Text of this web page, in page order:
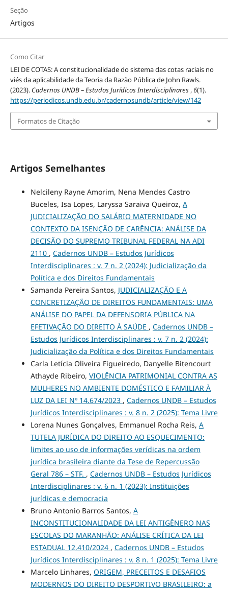
Seção
Artigos
Como Citar
LEI DE COTAS: A constitucionalidade do sistema das cotas raciais no
viés da aplicabilidade da Teoria da Razão Pública de John Rawls.
(2023). Cadernos UNDB – Estudos Jurídicos Interdisciplinares ,6(1).
https://periodicos.undb.edu.br/cadernosundb/article/view/142
Formatos de Citação
Artigos Semelhantes
Nelcileny Rayne Amorim, Nena Mendes Castro
Buceles, Isa Lopes, Laryssa Saraiva Queiroz, A
JUDICIALIZAÇÃO DO SALÁRIO MATERNIDADE NO
CONTEXTO DA ISENÇÃO DE CARÊNCIA: ANÁLISE DA
DECISÃO DO SUPREMO TRIBUNAL FEDERAL NA ADI
2110 , Cadernos UNDB – Estudos Jurídicos
Interdisciplinares : v. 7 n. 2 (2024): Judicialização da
Política e dos Direitos Fundamentais
Samanda Pereira Santos, JUDICIALIZAÇÃO E A
CONCRETIZAÇÃO DE DIREITOS FUNDAMENTAIS: UMA
ANÁLISE DO PAPEL DA DEFENSORIA PÚBLICA NA
EFETIVAÇÃO DO DIREITO À SAÚDE , Cadernos UNDB –
Estudos Jurídicos Interdisciplinares : v. 7 n. 2 (2024):
Judicialização da Política e dos Direitos Fundamentais
Carla Letícia Oliveira Figueiredo, Danyelle Bitencourt
Athayde Ribeiro, VIOLÊNCIA PATRIMONIAL CONTRA AS
MULHERES NO AMBIENTE DOMÉSTICO E FAMILIAR À
LUZ DA LEI Nº 14.674/2023 , Cadernos UNDB – Estudos
Jurídicos Interdisciplinares : v. 8 n. 2 (2025): Tema Livre
Lorena Nunes Gonçalves, Emmanuel Rocha Reis, A
TUTELA JURÍDICA DO DIREITO AO ESQUECIMENTO:
limites ao uso de informações verídicas na ordem
jurídica brasileira diante da Tese de Repercussão
Geral 786 – STF. , Cadernos UNDB – Estudos Jurídicos
Interdisciplinares : v. 6 n. 1 (2023): Instituições
jurídicas e democracia
Bruno Antonio Barros Santos, A
INCONSTITUCIONALIDADE DA LEI ANTIGÊNERO NAS
ESCOLAS DO MARANHÃO: ANÁLISE CRÍTICA DA LEI
ESTADUAL 12.410/2024 , Cadernos UNDB – Estudos
Jurídicos Interdisciplinares : v. 8 n. 1 (2025): Tema Livre
Marcelo Linhares, ORIGEM, PRECEITOS E DESAFIOS
MODERNOS DO DIREITO DESPORTIVO BRASILEIRO: a